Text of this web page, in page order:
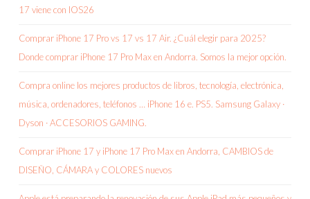
17 viene con IOS26
Comprar iPhone 17 Pro vs 17 vs 17 Air. ¿Cuál elegir para 2025?
Donde comprar iPhone 17 Pro Max en Andorra. Somos la mejor opción.
Compra online los mejores productos de libros, tecnología, electrónica,
música, ordenadores, teléfonos … iPhone 16 e. PS5. Samsung Galaxy ·
Dyson · ACCESORIOS GAMING.
Comprar iPhone 17 y iPhone 17 Pro Max en Andorra, CAMBIOS de
DISEÑO, CÁMARA y COLORES nuevos